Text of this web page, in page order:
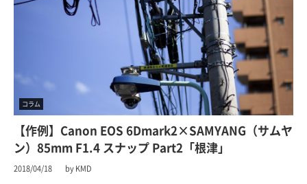
コラム
【作例】Canon EOS 6Dmark2×SAMYANG（サムヤ
ン）85mm F1.4 スナップ Part2「根津」
2018/04/18 by KMD